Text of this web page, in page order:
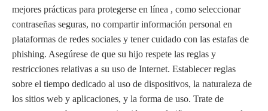
mejores prácticas para protegerse en línea , como seleccionar
contraseñas seguras, no compartir información personal en
plataformas de redes sociales y tener cuidado con las estafas de
phishing. Asegúrese de que su hijo respete las reglas y
restricciones relativas a su uso de Internet. Establecer reglas
sobre el tiempo dedicado al uso de dispositivos, la naturaleza de
los sitios web y aplicaciones, y la forma de uso. Trate de